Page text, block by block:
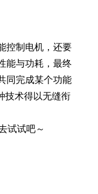
控制电机，还要
能与功耗，最终
同完成某个功能
技术得以无缝衔
试试吧～